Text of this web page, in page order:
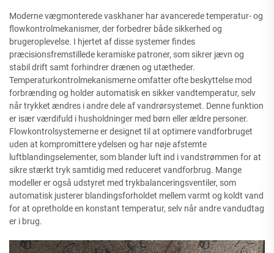
Moderne vægmonterede vaskhaner har avancerede temperatur- og
flowkontrolmekanismer, der forbedrer både sikkerhed og
brugeroplevelse. I hjertet af disse systemer findes
præcisionsfremstillede keramiske patroner, som sikrer jævn og
stabil drift samt forhindrer drænen og utætheder.
Temperaturkontrolmekanismerne omfatter ofte beskyttelse mod
forbrænding og holder automatisk en sikker vandtemperatur, selv
når trykket ændres i andre dele af vandrørsystemet. Denne funktion
er især værdifuld i husholdninger med børn eller ældre personer.
Flowkontrolsystemerne er designet til at optimere vandforbruget
uden at kompromittere ydelsen og har nøje afstemte
luftblandingselementer, som blander luft ind i vandstrømmen for at
sikre stærkt tryk samtidig med reduceret vandforbrug. Mange
modeller er også udstyret med trykbalanceringsventiler, som
automatisk justerer blandingsforholdet mellem varmt og koldt vand
for at opretholde en konstant temperatur, selv når andre vandudtag
er i brug.